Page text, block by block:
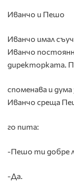
Иванчо и Пешо
Иванчо имал
Иванчо
директорката.
споменава и
Иванчо среща
го пита:
-Пешо ти добре
-Да.